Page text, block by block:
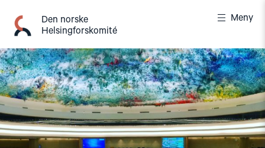
innhold
Den norske
Helsingforskomité
Meny